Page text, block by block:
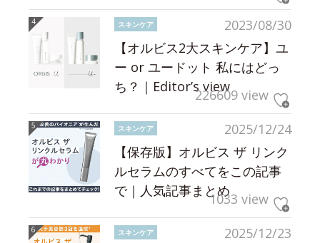
2023/08/30
スキンケア
【オルビス2大スキンケア】ユ
ー or ユードット 私にはどっ
ち？｜Editor’s view226609 view
2025/12/24
スキンケア
【保存版】オルビス ザ リンク
ルセラムのすべてをこの記事
で｜人気記事まとめ1033 view
2025/12/23
スキンケア